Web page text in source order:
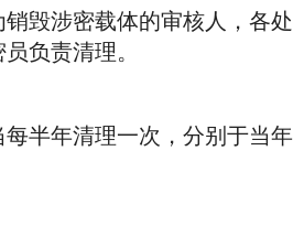
毁涉密载体的审核人，各
负责清理。
每半年清理一次，分别于当